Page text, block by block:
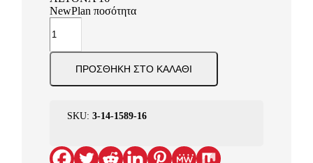
NewPlan ποσότητα
ΠΡΟΣΘΉΚΗ ΣΤΟ ΚΑΛΆΘΙ
SKU: 3-14-1589-16